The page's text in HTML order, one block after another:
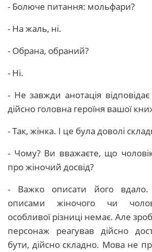
- Болюче питання: мольфари?
- На жаль, ні.
- Обрана, обраний?
- Ні.
- Не завжди анотація відповідає
дійсно головна героїня вашої
- Так, жінка. І це була доволі
- Чому? Ви вважаєте, що
про жіночий досвід?
- Важко описати його
описами жіночого чи
особливої різниці немає. Але
персонаж реагував дійсно
бути, дійсно складно. Мова не